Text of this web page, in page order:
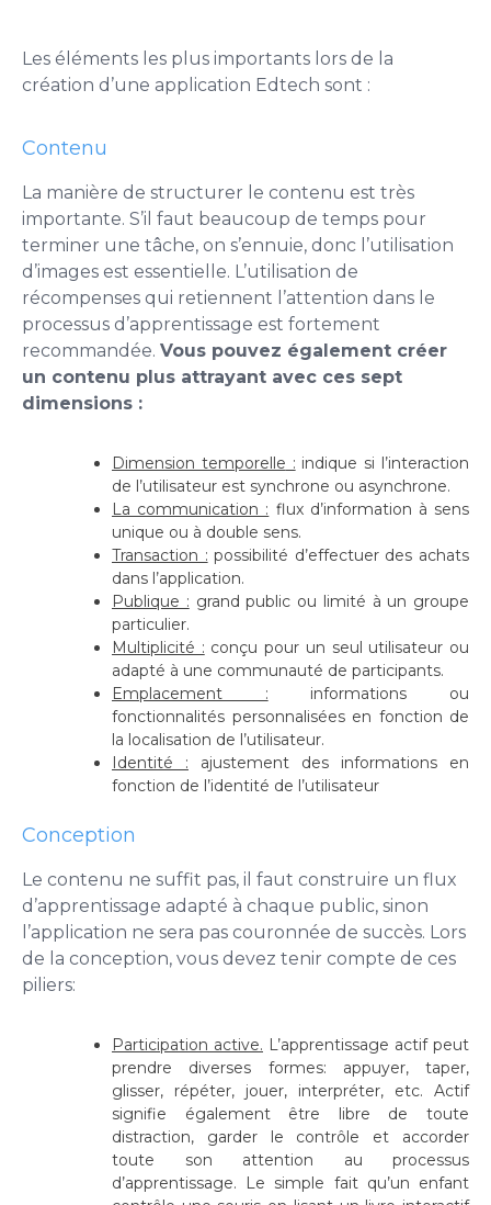
Les éléments les plus importants lors de la
création d’une application Edtech sont :
Contenu
La manière de structurer le contenu est très
importante. S’il faut beaucoup de temps pour
terminer une tâche, on s’ennuie, donc l’utilisation
d’images est essentielle. L’utilisation de
récompenses qui retiennent l’attention dans le
processus d’apprentissage est fortement
recommandée. Vous pouvez également créer
un contenu plus attrayant avec ces sept
dimensions :
Dimension temporelle : indique si l’interaction
de l’utilisateur est synchrone ou asynchrone.
La communication : flux d’information à sens
unique ou à double sens.
Transaction : possibilité d’effectuer des achats
dans l’application.
Publique : grand public ou limité à un groupe
particulier.
Multiplicité : conçu pour un seul utilisateur ou
adapté à une communauté de participants.
Emplacement :
informations ou
fonctionnalités personnalisées en fonction de
la localisation de l’utilisateur.
Identité : ajustement des informations en
fonction de l’identité de l’utilisateur
Conception
Le contenu ne suffit pas, il faut construire un flux
d’apprentissage adapté à chaque public, sinon
l’application ne sera pas couronnée de succès. Lors
de la conception, vous devez tenir compte de ces
piliers:
Participation active. L’apprentissage actif peut
prendre diverses formes: appuyer, taper,
glisser, répéter, jouer, interpréter, etc. Actif
signifie également être libre de toute
distraction, garder le contrôle et accorder
toute son attention au processus
d’apprentissage. Le simple fait qu’un enfant